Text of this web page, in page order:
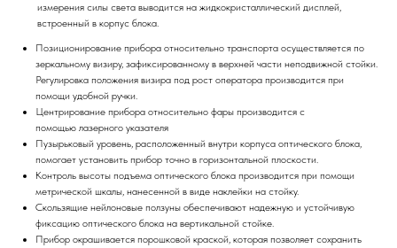
измерения силы света выводится на жидкокристаллический дисплей,
встроенный в корпус блока.
Позиционирование прибора относительно транспорта осуществляется по
зеркальному визиру, зафиксированному в верхней части неподвижной стойки.
Регулировка положения визира под рост оператора производится при
помощи удобной ручки.
Центрирование прибора относительно фары производится с
помощью лазерного указателя
Пузырьковый уровень, расположенный внутри корпуса оптического блока,
помогает установить прибор точно в горизонтальной плоскости.
Контроль высоты подъема оптического блока производится при помощи
метрической шкалы, нанесенной в виде наклейки на стойку.
Скользящие нейлоновые ползуны обеспечивают надежную и устойчивую
фиксацию оптического блока на вертикальной стойке.
Прибор окрашивается порошковой краской, которая позволяет сохранить